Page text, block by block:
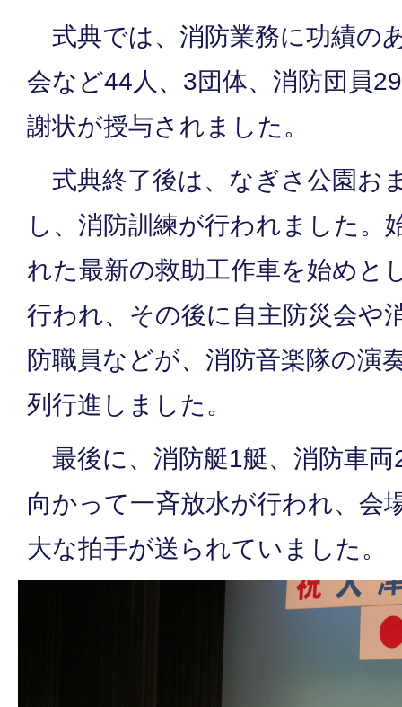
式典では、消防業務に功績の
会など44人、3団体、消防団員
謝状が授与されました。
式典終了後は、なぎさ公園お
し、消防訓練が行われました。
れた最新の救助工作車を始めと
行われ、その後に自主防災会や
防職員などが、消防音楽隊の演
列行進しました。
最後に、消防艇1艇、消防車
向かって一斉放水が行われ、会
大な拍手が送られていました。